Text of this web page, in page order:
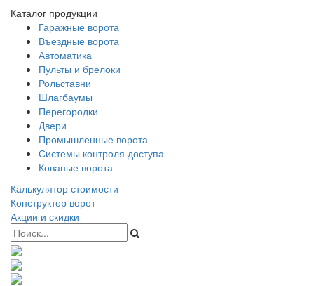
Каталог продукции
Гаражные ворота
Въездные ворота
Автоматика
Пульты и брелоки
Рольставни
Шлагбаумы
Перегородки
Двери
Промышленные ворота
Системы контроля доступа
Кованые ворота
Калькулятор стоимости
Конструктор ворот
Акции и скидки